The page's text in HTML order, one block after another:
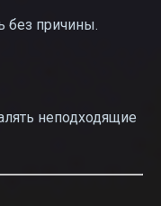
без причины.
неподходящие